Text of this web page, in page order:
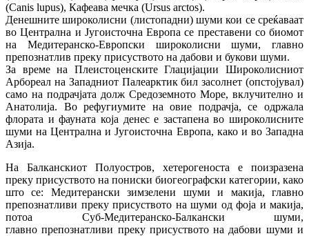
(Canis lupus), Кафеава мечка (Ursus arctos).
Денешните широколисни (листопадни) шуми кои се среќаваат
во Централна и Југоисточна Европа се преставени со биомот
на Медитеранско‐Европски широколисни шуми, главно
препознатлив преку присуството на дабови и букови шуми.
За време на Плеистоценските Глацијации Широколисниот
Арбореал на Западниот Палеарктик бил засолнет (опстојувал)
само на подрачјата долж Средоземното Море, вклучително и
Анатолија. Во рефугиумите на овие подрачја, се одржала
флората и фауната која денес е застапена во широколисните
шуми на Централна и Југоисточна Европа, како и во Западна
Азија.
На Балканскиот Полуостров, хетерогеноста е поизразена
преку присуството на пониски биогеографски категории, како
што се: Медитерански зимзелени шуми и макија, главно
препознатливи преку присуството на шуми од фоја и макија,
потоа Суб‐Медитеранско‐Балкански шуми,
главно препознатливи преку присуството на дабови шуми и